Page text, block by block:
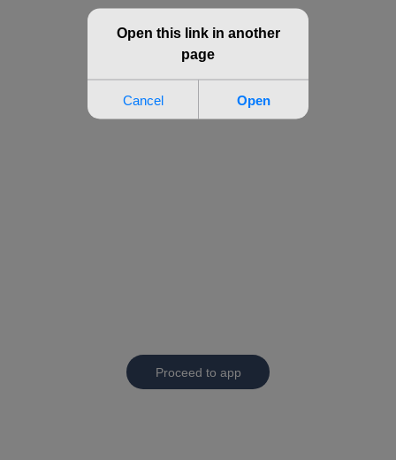
Proceed to app